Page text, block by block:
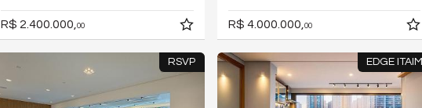
R$ 2.400.000,00 R$ 4.000.000,00
RSVP EDGE ITAIM